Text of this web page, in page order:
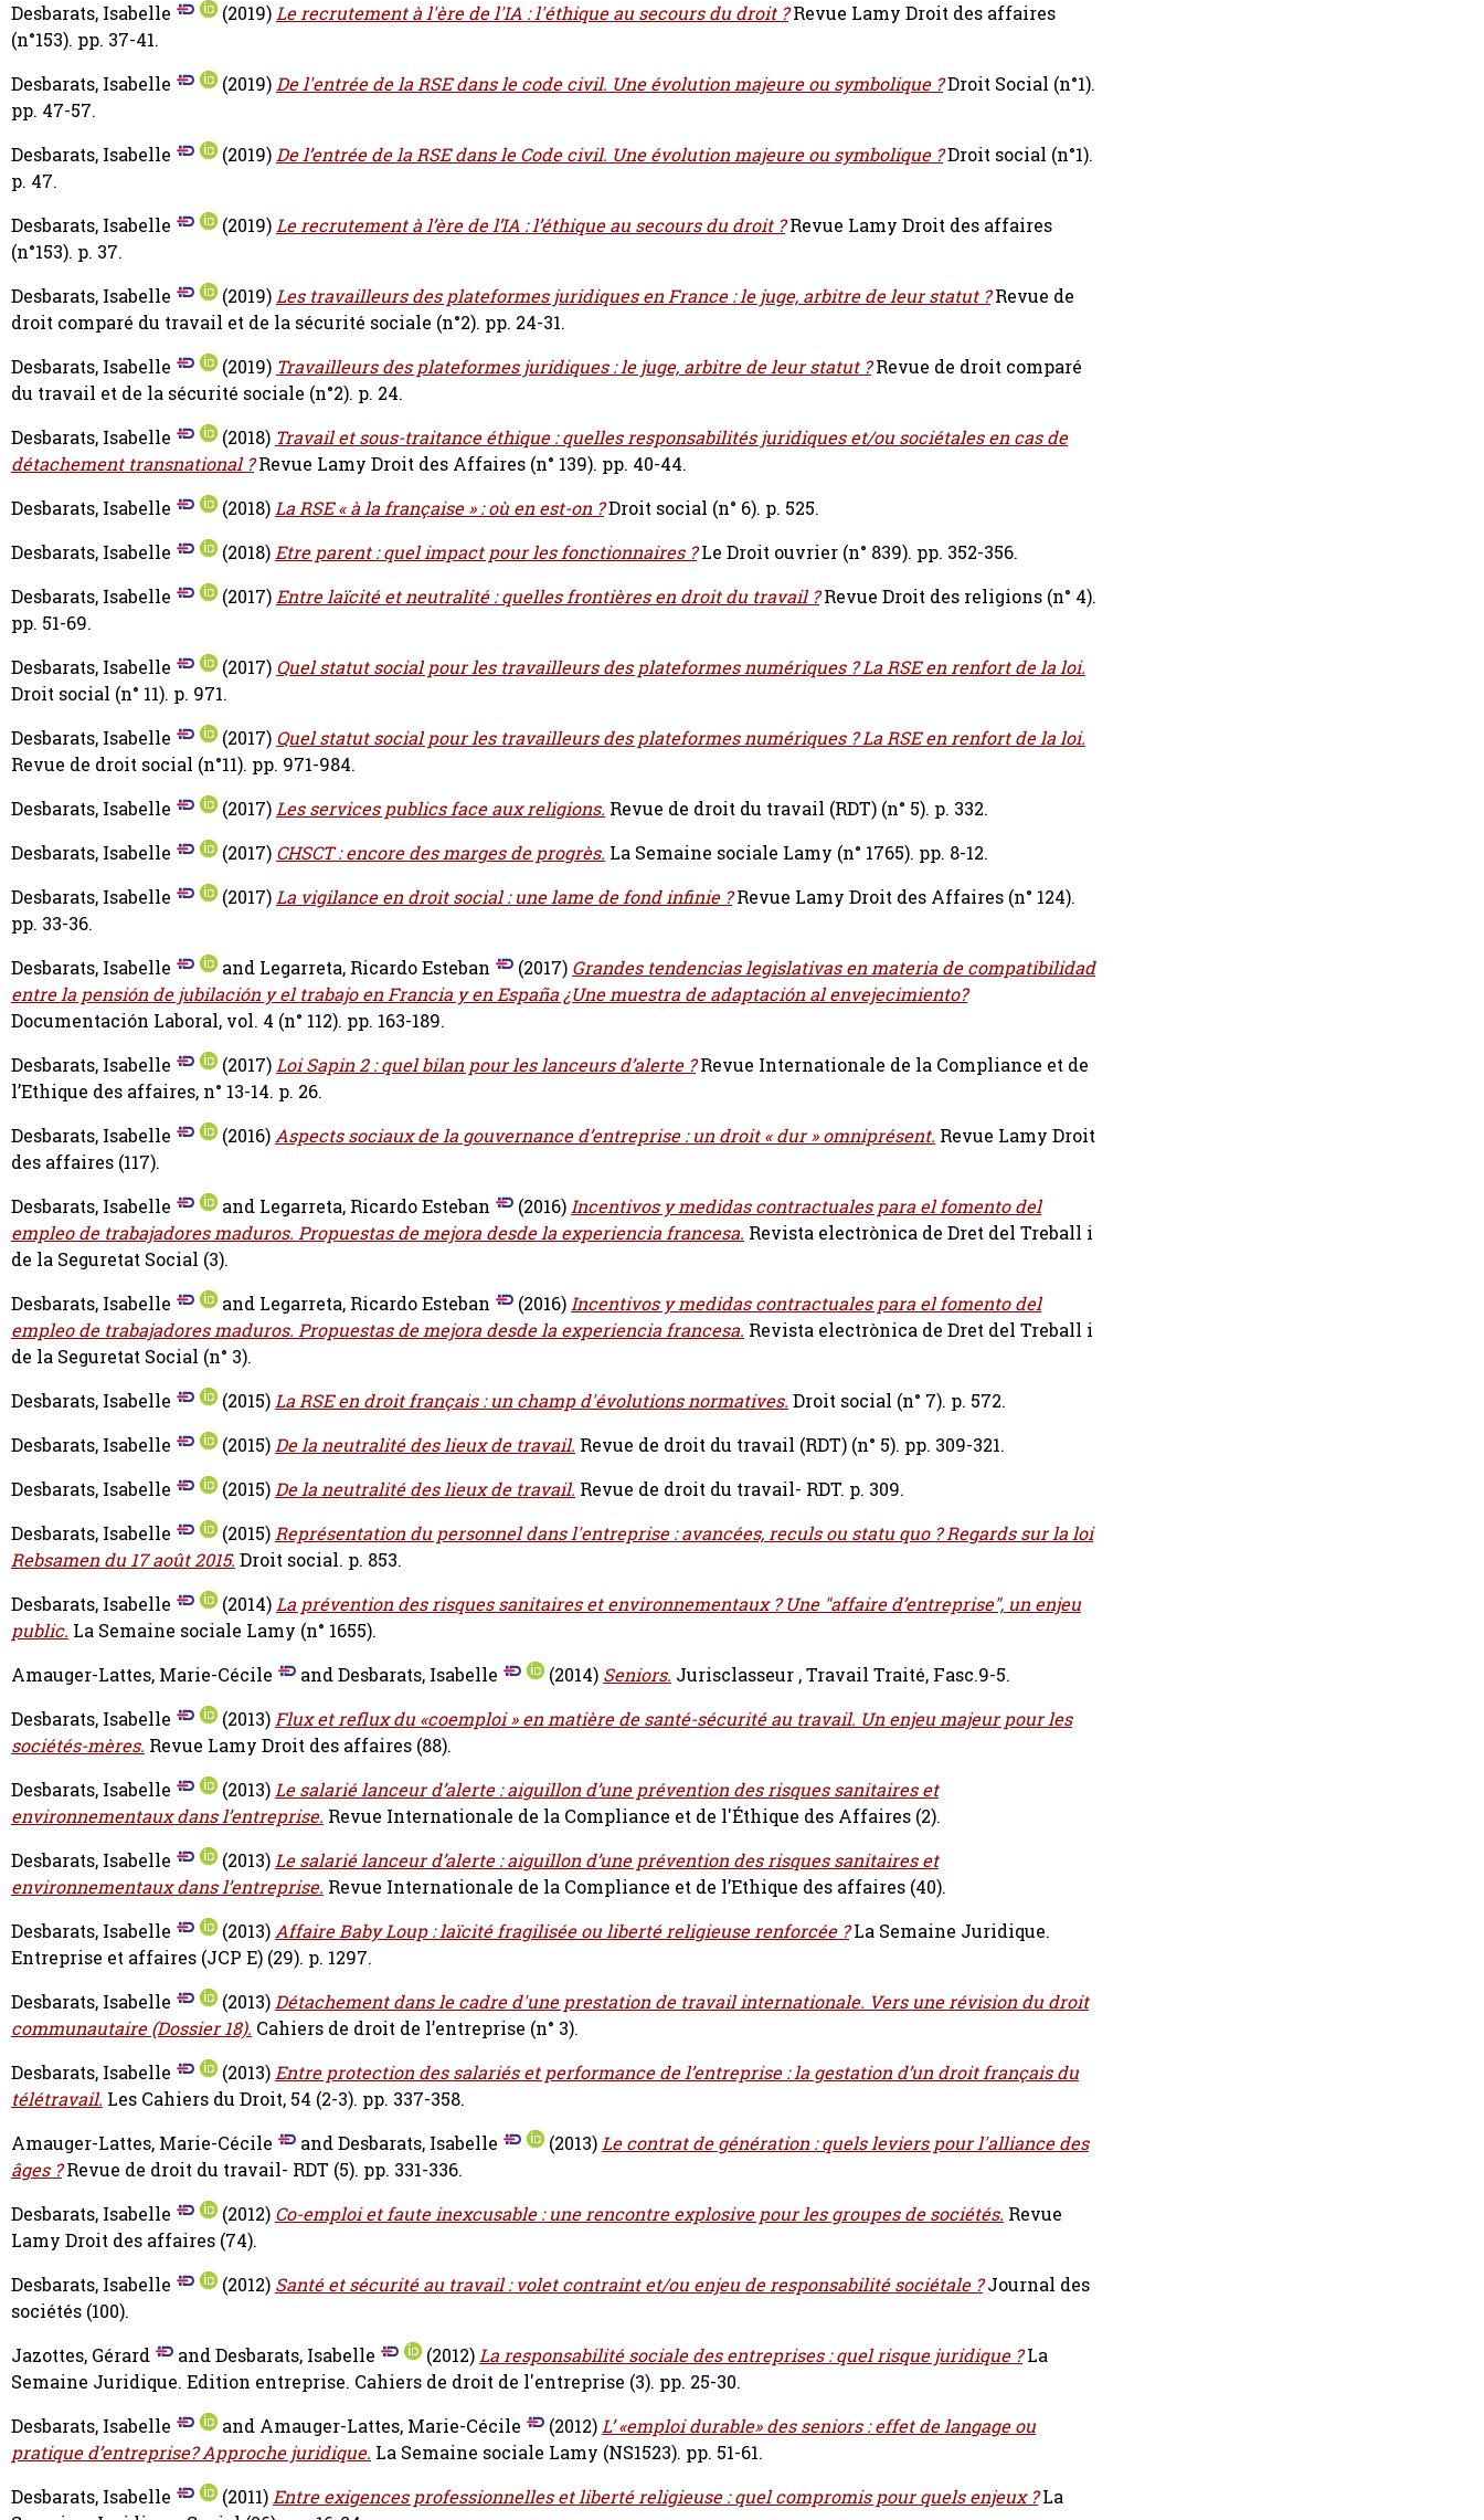
Desbarats, Isabelle
(2019)Le recrutement à l'ère de l'IA : l'éthique au secours du droit ? Revue Lamy Droit des affaires
(n°153). pp. 37-41.
Desbarats, Isabelle
(2019)De l'entrée de la RSE dans le code civil. Une évolution majeure ou symbolique ?Droit Social (n°1).
pp. 47-57.
Desbarats, Isabelle
(2019)De l’entrée de la RSE dans le Code civil. Une évolution majeure ou symbolique ?Droit social (n°1).
p. 47.
Desbarats, Isabelle
(2019)Le recrutement à l’ère de l’IA : l’éthique au secours du droit ? Revue Lamy Droit des affaires
(n°153). p. 37.
Desbarats, Isabelle
(2019)Les travailleurs des plateformes juridiques en France : le juge, arbitre de leur statut ? Revue de
droit comparé du travail et de la sécurité sociale (n°2). pp. 24-31.
Desbarats, Isabelle
(2019) Travailleurs des plateformes juridiques : le juge, arbitre de leur statut ? Revue de droit comparé
du travail et de la sécurité sociale (n°2). p. 24.
Desbarats, Isabelle
(2018) Travail et sous-traitance éthique : quelles responsabilités juridiques et/ou sociétales en cas de
détachement transnational ? Revue Lamy Droit des Affaires (n° 139). pp. 40-44.
Desbarats, Isabelle
(2018)La RSE « à la française » : où en est-on ?Droit social (n° 6). p. 525.
Desbarats, Isabelle
(2018)Etre parent : quel impact pour les fonctionnaires ? Le Droit ouvrier (n° 839). pp. 352-356.
Desbarats, Isabelle
(2017)Entre laïcité et neutralité : quelles frontières en droit du travail ? Revue Droit des religions (n° 4).
pp. 51-69.
Desbarats, Isabelle
(2017) Quel statut social pour les travailleurs des plateformes numériques ? La RSE en renfort de la loi.
Droit social (n° 11). p. 971.
Desbarats, Isabelle
(2017) Quel statut social pour les travailleurs des plateformes numériques ? La RSE en renfort de la loi.
Revue de droit social (n°11). pp. 971-984.
Desbarats, Isabelle
(2017)Les services publics face aux religions. Revue de droit du travail (RDT) (n° 5). p. 332.
Desbarats, Isabelle
(2017) CHSCT : encore des marges de progrès. La Semaine sociale Lamy (n° 1765). pp. 8-12.
Desbarats, Isabelle
(2017)La vigilance en droit social : une lame de fond infinie ? Revue Lamy Droit des Affaires (n° 124).
pp. 33-36.
Desbarats, Isabelle
and Legarreta, Ricardo Esteban (2017) Grandes tendencias legislativas en materia de compatibilidad
entre la pensión de jubilación y el trabajo en Francia y en España ¿Une muestra de adaptación al envejecimiento?
Documentación Laboral, vol. 4 (n° 112). pp. 163-189.
Desbarats, Isabelle
(2017)Loi Sapin 2 : quel bilan pour les lanceurs d’alerte ? Revue Internationale de la Compliance et de
l’Ethique des affaires, n° 13-14. p. 26.
Desbarats, Isabelle
(2016)Aspects sociaux de la gouvernance d’entreprise : un droit « dur » omniprésent. Revue Lamy Droit
des affaires (117).
Desbarats, Isabelle
and Legarreta, Ricardo Esteban (2016)Incentivos y medidas contractuales para el fomento del
empleo de trabajadores maduros. Propuestas de mejora desde la experiencia francesa. Revista electrònica de Dret del Treball i
de la Seguretat Social (3).
Desbarats, Isabelle
and Legarreta, Ricardo Esteban (2016)Incentivos y medidas contractuales para el fomento del
empleo de trabajadores maduros. Propuestas de mejora desde la experiencia francesa. Revista electrònica de Dret del Treball i
de la Seguretat Social (n° 3).
Desbarats, Isabelle
(2015)La RSE en droit français : un champ d'évolutions normatives. Droit social (n° 7). p. 572.
Desbarats, Isabelle
(2015)De la neutralité des lieux de travail. Revue de droit du travail (RDT) (n° 5). pp. 309-321.
Desbarats, Isabelle
(2015)De la neutralité des lieux de travail. Revue de droit du travail- RDT. p. 309.
Desbarats, Isabelle
(2015)Représentation du personnel dans l'entreprise : avancées, reculs ou statu quo ? Regards sur la loi
Rebsamen du 17 août 2015. Droit social. p. 853.
Desbarats, Isabelle
(2014)La prévention des risques sanitaires et environnementaux ? Une "affaire d’entreprise", un enjeu
public. La Semaine sociale Lamy (n° 1655).
Amauger-Lattes, Marie-Cécile
andDesbarats, Isabelle (2014) Seniors. Jurisclasseur , Travail Traité, Fasc.9-5.
Desbarats, Isabelle
(2013)Flux et reflux du «coemploi » en matière de santé-sécurité au travail. Un enjeu majeur pour les
sociétés-mères. Revue Lamy Droit des affaires (88).
Desbarats, Isabelle
(2013)Le salarié lanceur d’alerte : aiguillon d’une prévention des risques sanitaires et
environnementaux dans l’entreprise. Revue Internationale de la Compliance et de l'Éthique des Affaires (2).
Desbarats, Isabelle
(2013)Le salarié lanceur d’alerte : aiguillon d’une prévention des risques sanitaires et
environnementaux dans l’entreprise. Revue Internationale de la Compliance et de l’Ethique des affaires (40).
Desbarats, Isabelle
(2013)Affaire Baby Loup : laïcité fragilisée ou liberté religieuse renforcée ? La Semaine Juridique.
Entreprise et affaires (JCP E) (29). p. 1297.
Desbarats, Isabelle
(2013)Détachement dans le cadre d'une prestation de travail internationale. Vers une révision du droit
communautaire (Dossier 18). Cahiers de droit de l’entreprise (n° 3).
Desbarats, Isabelle
(2013)Entre protection des salariés et performance de l’entreprise : la gestation d’un droit français du
télétravail. Les Cahiers du Droit, 54 (2-3). pp. 337-358.
Amauger-Lattes, Marie-Cécile
andDesbarats, Isabelle (2013)Le contrat de génération : quels leviers pour l'alliance des
âges ? Revue de droit du travail- RDT (5). pp. 331-336.
Desbarats, Isabelle
(2012) Co-emploi et faute inexcusable : une rencontre explosive pour les groupes de sociétés. Revue
Lamy Droit des affaires (74).
Desbarats, Isabelle
(2012) Santé et sécurité au travail : volet contraint et/ou enjeu de responsabilité sociétale ? Journal des
sociétés (100).
Jazottes, Gérard
andDesbarats, Isabelle (2012)La responsabilité sociale des entreprises : quel risque juridique ? La
Semaine Juridique. Edition entreprise. Cahiers de droit de l'entreprise (3). pp. 25-30.
Desbarats, Isabelle
and Amauger-Lattes, Marie-Cécile (2012)L’ «emploi durable» des seniors : effet de langage ou
pratique d’entreprise? Approche juridique. La Semaine sociale Lamy (NS1523). pp. 51-61.
Desbarats, Isabelle
(2011)Entre exigences professionnelles et liberté religieuse : quel compromis pour quels enjeux ? La